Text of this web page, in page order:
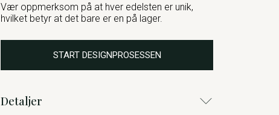
Vær oppmerksom på at hver edelsten er unik,
hvilket betyr at det bare er en på lager.
START DESIGNPROSESSEN
Detaljer